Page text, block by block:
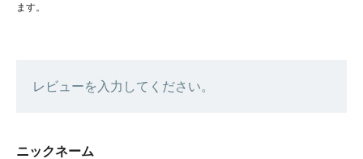
ます。
レビューを入力してください。
ニックネーム